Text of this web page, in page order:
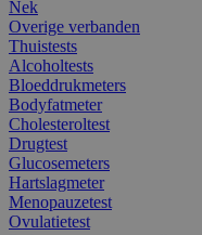
Nek
Overige verbanden
Thuistests
Alcoholtests
Bloeddrukmeters
Bodyfatmeter
Cholesteroltest
Drugtest
Glucosemeters
Hartslagmeter
Menopauzetest
Ovulatietest